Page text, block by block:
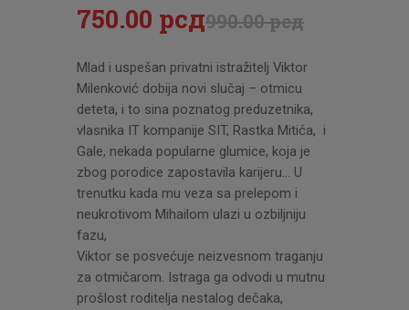
990.00рсд
750.00 рсд
Mlad i uspešan privatni istražitelj Viktor
Milenković dobija novi slučaj – otmicu
deteta, i to sina poznatog preduzetnika,
vlasnika IT kompanije SIT, Rastka Mitića, i
Gale, nekada popularne glumice, koja je
zbog porodice zapostavila karijeru… U
trenutku kada mu veza sa prelepom i
neukrotivom Mihailom ulazi u ozbiljniju
fazu,
Viktor se posvećuje neizvesnom traganju
za otmičarom. Istraga ga odvodi u mutnu
prošlost roditelja nestalog dečaka,